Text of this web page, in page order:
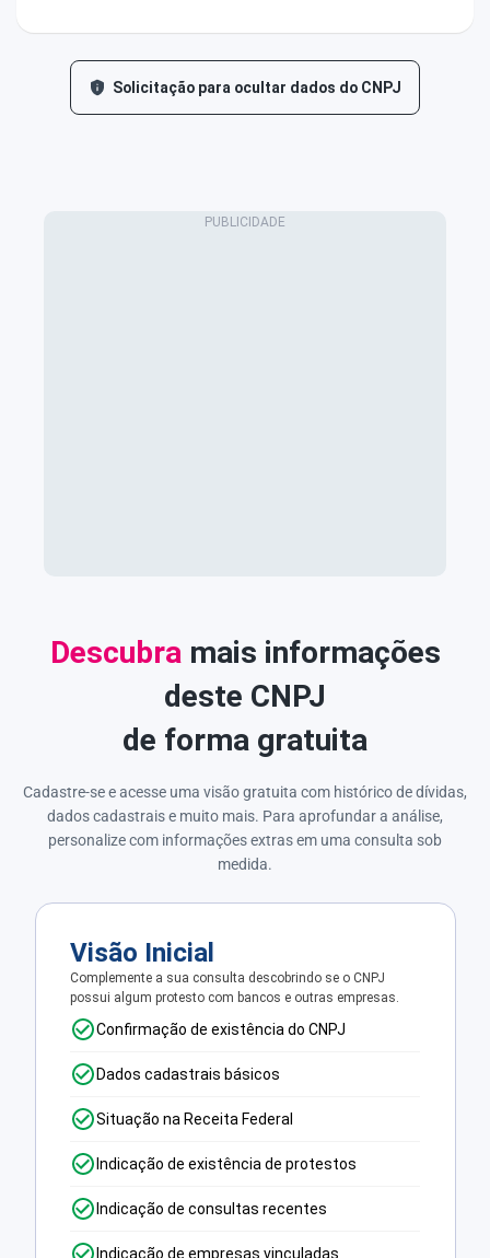
Solicitação para ocultar dados do CNPJ
Descubra mais informações
deste CNPJ
de forma gratuita
Cadastre-se e acesse uma visão gratuita com histórico de dívidas,
dados cadastrais e muito mais. Para aprofundar a análise,
personalize com informações extras em uma consulta sob
medida.
Visão Inicial
Complemente a sua consulta descobrindo se o CNPJ
possui algum protesto com bancos e outras empresas.
Confirmação de existência do CNPJ
Dados cadastrais básicos
Situação na Receita Federal
Indicação de existência de protestos
Indicação de consultas recentes
Indicação de empresas vinculadas